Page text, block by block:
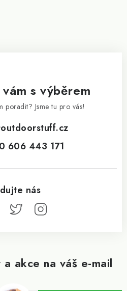
akce na váš e-mail
s výběrem
poradit? Jsme tu pro vás!
outdoorstuff.cz
606 443 171